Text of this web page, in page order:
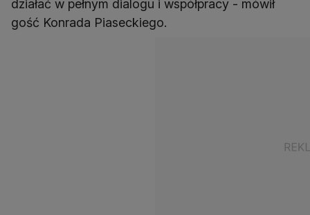
działać w pełnym dialogu i współpracy - mówił
gość Konrada Piaseckiego.